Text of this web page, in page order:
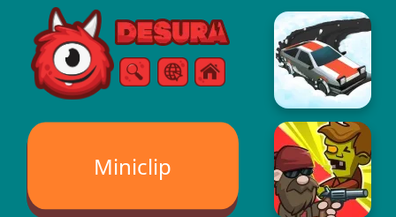
Free Online Games
ZoekenMenu
Miniclip